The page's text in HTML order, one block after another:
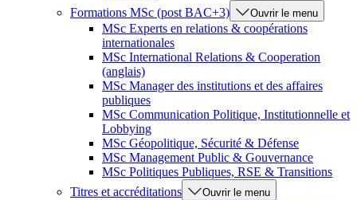
Formations MSc (post BAC+3)
Ouvrir le menu
MSc Experts en relations & coopérations
internationales
MSc International Relations & Cooperation
(anglais)
MSc Manager des institutions et des affaires
publiques
MSc Communication Politique, Institutionnelle et
Lobbying
MSc Géopolitique, Sécurité & Défense
MSc Management Public & Gouvernance
MSc Politiques Publiques, RSE & Transitions
Titres et accréditations
Ouvrir le menu